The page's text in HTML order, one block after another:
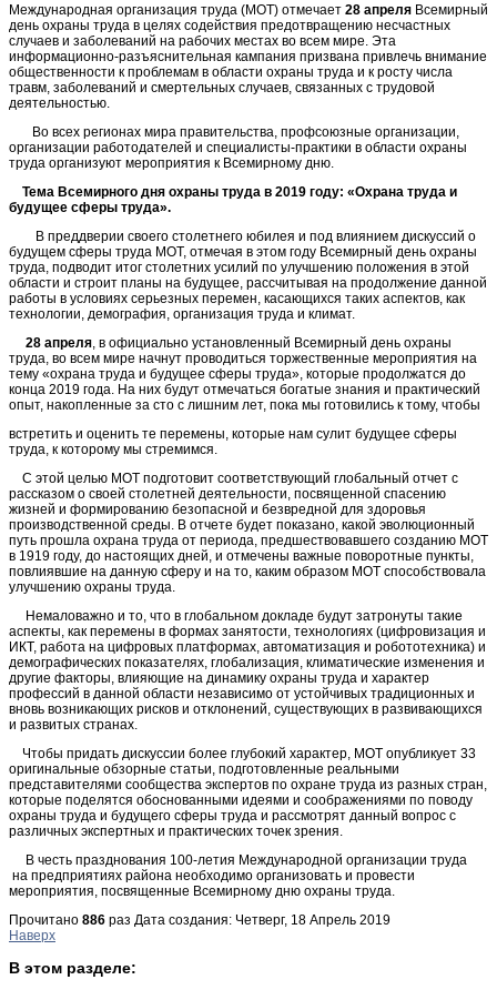
Международная организация труда (МОТ) отмечает 28 апреля Всемирный
день охраны труда в целях содействия предотвращению несчастных
случаев и заболеваний на рабочих местах во всем мире. Эта
информационно-разъяснительная кампания призвана привлечь внимание
общественности к проблемам в области охраны труда и к росту числа
травм, заболеваний и смертельных случаев, связанных с трудовой
деятельностью.
Во всех регионах мира правительства, профсоюзные организации,
организации работодателей и специалисты-практики в области охраны
труда организуют мероприятия к Всемирному дню.
Тема Всемирного дня охраны труда в 2019 году: «Охрана труда и
будущее сферы труда».
В преддверии своего столетнего юбилея и под влиянием дискуссий о
будущем сферы труда МОТ, отмечая в этом году Всемирный день охраны
труда, подводит итог столетних усилий по улучшению положения в этой
области и строит планы на будущее, рассчитывая на продолжение данной
работы в условиях серьезных перемен, касающихся таких аспектов, как
технологии, демография, организация труда и климат.
28 апреля, в официально установленный Всемирный день охраны
труда, во всем мире начнут проводиться торжественные мероприятия на
тему «охрана труда и будущее сферы труда», которые продолжатся до
конца 2019 года. На них будут отмечаться богатые знания и практический
опыт, накопленные за сто с лишним лет, пока мы готовились к тому, чтобы
встретить и оценить те перемены, которые нам сулит будущее сферы
труда, к которому мы стремимся.
С этой целью МОТ подготовит соответствующий глобальный отчет с
рассказом о своей столетней деятельности, посвященной спасению
жизней и формированию безопасной и безвредной для здоровья
производственной среды. В отчете будет показано, какой эволюционный
путь прошла охрана труда от периода, предшествовавшего созданию МОТ
в 1919 году, до настоящих дней, и отмечены важные поворотные пункты,
повлиявшие на данную сферу и на то, каким образом МОТ способствовала
улучшению охраны труда.
Немаловажно и то, что в глобальном докладе будут затронуты такие
аспекты, как перемены в формах занятости, технологиях (цифровизация и
ИКТ, работа на цифровых платформах, автоматизация и робототехника) и
демографических показателях, глобализация, климатические изменения и
другие факторы, влияющие на динамику охраны труда и характер
профессий в данной области независимо от устойчивых традиционных и
вновь возникающих рисков и отклонений, существующих в развивающихся
и развитых странах.
Чтобы придать дискуссии более глубокий характер, МОТ опубликует 33
оригинальные обзорные статьи, подготовленные реальными
представителями сообщества экспертов по охране труда из разных стран,
которые поделятся обоснованными идеями и соображениями по поводу
охраны труда и будущего сферы труда и рассмотрят данный вопрос с
различных экспертных и практических точек зрения.
В честь празднования 100-летия Международной организации труда
на предприятиях района необходимо организовать и провести
мероприятия, посвященные Всемирному дню охраны труда.
Прочитано 886 раз Дата создания: Четверг, 18 Апрель 2019
Наверх
В этом разделе: